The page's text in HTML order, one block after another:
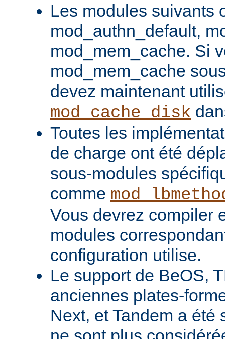
Les modules suivants
mod_authn_default,
mod_mem_cache. Si
mod_mem_cache
devez maintenant
mod_cache_disk
Toutes les
de charge ont été
sous-modules
comme
Vous devrez compiler
modules
configuration utilise.
Le support de BeOS,
anciennes plates-
Next, et Tandem a été